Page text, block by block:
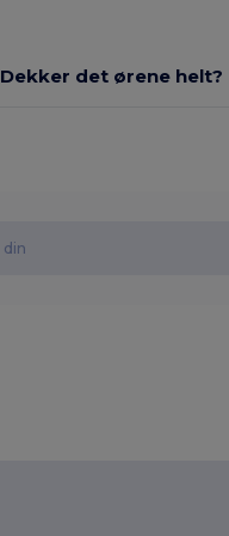
Dekker det ørene helt?